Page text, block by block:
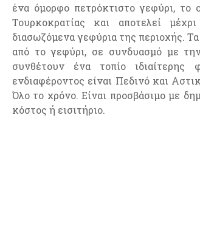
ένα όμορφο πετρόκτιστο γεφύρι,
Τουρκοκρατίας και αποτελεί
διασωζόμενα γεφύρια της περιοχής.
από το γεφύρι, σε συνδυασμό με
συνθέτουν ένα τοπίο
ενδιαφέροντος είναι Πεδινό και
Όλο το χρόνο. Είναι προσβάσιμο με
κόστος ή εισιτήριο.